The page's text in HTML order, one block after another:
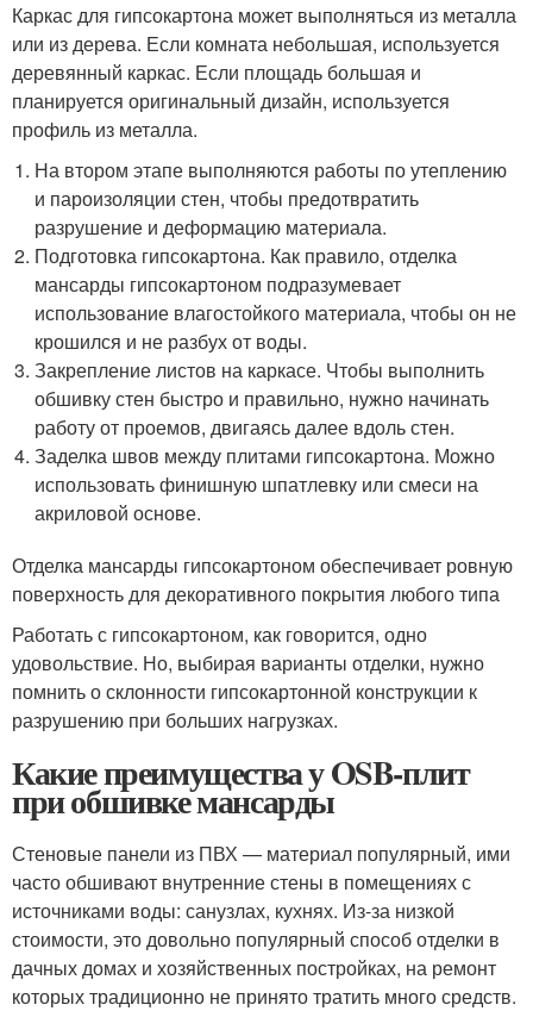
Каркас для гипсокартона может выполняться из металла
или из дерева. Если комната небольшая, используется
деревянный каркас. Если площадь большая и
планируется оригинальный дизайн, используется
профиль из металла.
На втором этапе выполняются работы по утеплению
и пароизоляции стен, чтобы предотвратить
разрушение и деформацию материала.
Подготовка гипсокартона. Как правило, отделка
мансарды гипсокартоном подразумевает
использование влагостойкого материала, чтобы он не
крошился и не разбух от воды.
Закрепление листов на каркасе. Чтобы выполнить
обшивку стен быстро и правильно, нужно начинать
работу от проемов, двигаясь далее вдоль стен.
Заделка швов между плитами гипсокартона. Можно
использовать финишную шпатлевку или смеси на
акриловой основе.
Отделка мансарды гипсокартоном обеспечивает ровную
поверхность для декоративного покрытия любого типа
Работать с гипсокартоном, как говорится, одно
удовольствие. Но, выбирая варианты отделки, нужно
помнить о склонности гипсокартонной конструкции к
разрушению при больших нагрузках.
Какие преимущества у OSB-плит
при обшивке мансарды
Стеновые панели из ПВХ — материал популярный, ими
часто обшивают внутренние стены в помещениях с
источниками воды: санузлах, кухнях. Из-за низкой
стоимости, это довольно популярный способ отделки в
дачных домах и хозяйственных постройках, на ремонт
которых традиционно не принято тратить много средств.